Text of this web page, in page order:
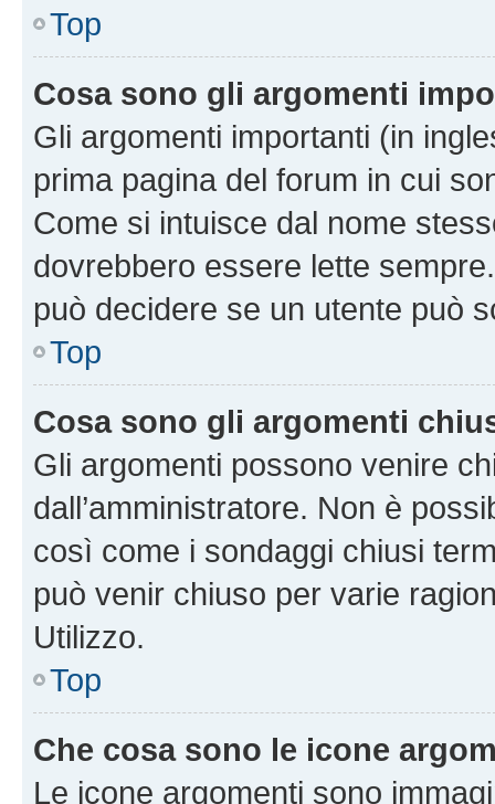
Top
Cosa sono gli argomenti
Gli argomenti importanti (in
prima pagina del forum in cui
Come si intuisce dal nome
dovrebbero essere lette
può decidere se un utente può
Top
Cosa sono gli argomenti
Gli argomenti possono venire
dall’amministratore. Non è
così come i sondaggi chiusi
può venir chiuso per varie
Utilizzo.
Top
Che cosa sono le icone
Le icone argomenti sono